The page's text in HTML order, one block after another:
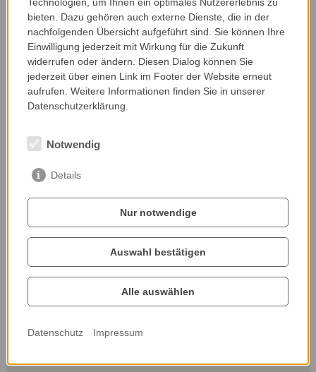
Auch auf den Ackerflächen setzt Manfred Söllradl
neue Ansätze um. Mit der sogenannten
Trapezkultur experimentiert er mit einer
besonderen Anbauform für Getreide, die
mechanische Pflege erleichtert und
Zwischenkulturen ermöglicht. Zusätzlich wurden
rund ein Kilometer Hecken als verbindende
gepflanzt, um Erosion zu reduzieren und
Lebensräume zu schaffen.
in der Kombination aus Innovation,
funktionierenden Kreisläufen und mehr Raum für
Natur.
Webseite:
www.eiermacher.at
Technologien, um Ihnen ein optimales Nutzererlebnis zu
bieten. Dazu gehören auch externe Dienste, die in der
nachfolgenden Übersicht aufgeführt sind. Sie können Ihre
Einwilligung jederzeit mit Wirkung für die Zukunft
widerrufen oder ändern. Diesen Dialog können Sie
jederzeit über einen Link im Footer der Website erneut
aufrufen. Weitere Informationen finden Sie in unserer
Datenschutzerklärung.
Notwendig
Details
Nur notwendige
Auswahl bestätigen
Alle auswählen
Datenschutz Impressum